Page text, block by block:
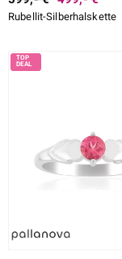
Rubellit-Silberhalskette